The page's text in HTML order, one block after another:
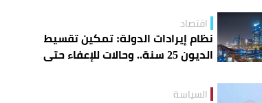
اقتصاد
نظام إيرادات الدولة: تمكين تقسيط
الديون 25 سنة.. وحالات للإعفاء حتى
السياسة